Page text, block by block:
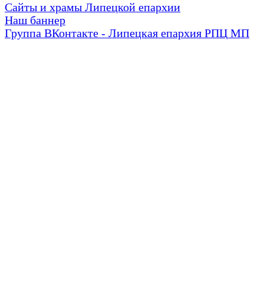
Сайты и храмы Липецкой епархии
Наш баннер
Группа ВКонтакте - Липецкая епархия РПЦ МП